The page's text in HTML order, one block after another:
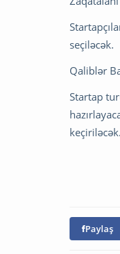
seçiləcək.
Qaliblər
Startap
keçiriləcək.
Paylaş